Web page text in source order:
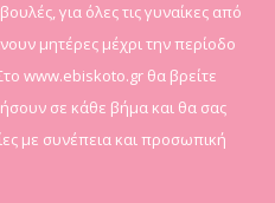
για όλες τις γυναίκες από
μητέρες μέχρι την περίοδο
www.ebiskoto.gr θα βρείτε
σε κάθε βήμα και θα σας
με συνέπεια και προσωπική